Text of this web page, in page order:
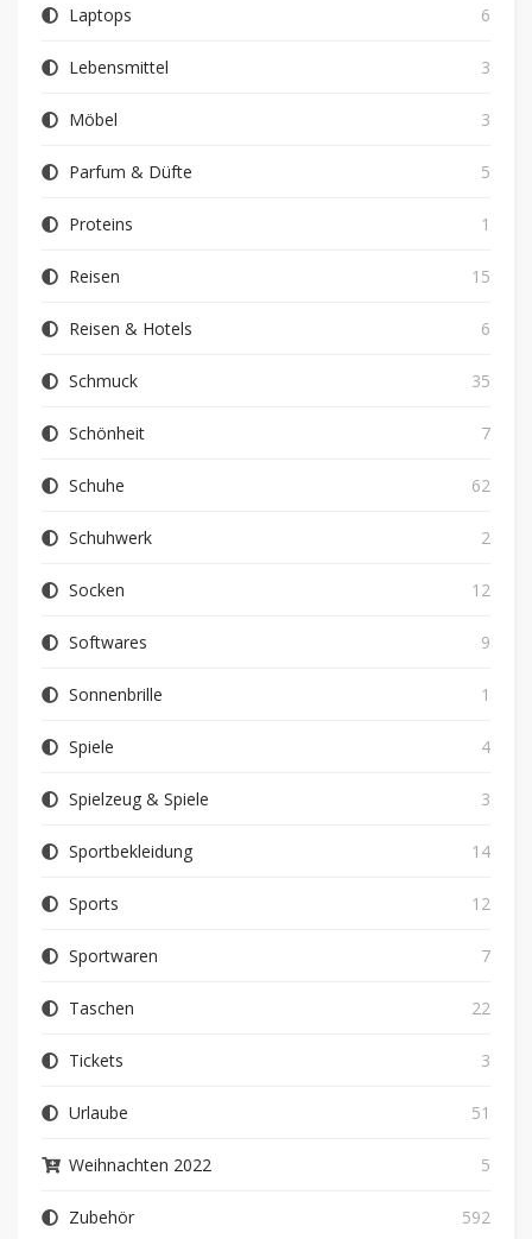
Laptops 6
Lebensmittel 3
Möbel 3
Parfum & Düfte 5
Proteins 1
Reisen 15
Reisen & Hotels 6
Schmuck 35
Schönheit 7
Schuhe 62
Schuhwerk 2
Socken 12
Softwares 9
Sonnenbrille 1
Spiele 4
Spielzeug & Spiele 3
Sportbekleidung 14
Sports 12
Sportwaren 7
Taschen 22
Tickets 3
Urlaube 51
Weihnachten 2022 5
Zubehör 592